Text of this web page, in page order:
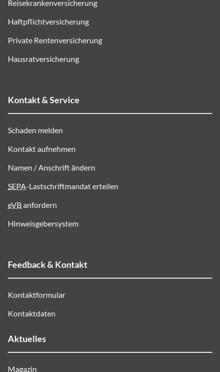
Reisekrankenversicherung
Haftpflichtversicherung
Private Rentenversicherung
Hausratversicherung
Kontakt & Service
Schaden melden
Kontakt aufnehmen
Namen / Anschrift ändern
SEPA-Lastschriftmandat erteilen
eVBanfordern
Hinweisgebersystem
Feedback & Kontakt
Kontaktformular
Kontaktdaten
Aktuelles
Magazin